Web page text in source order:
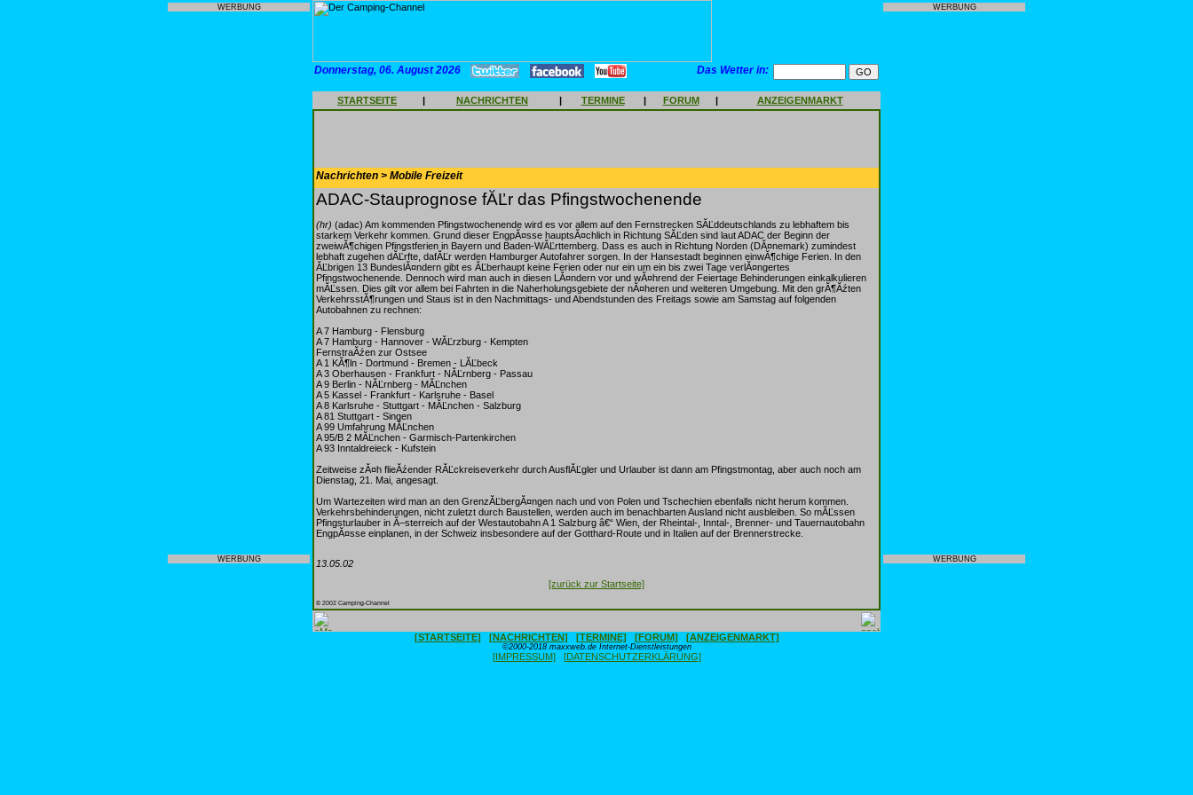
WERBUNG
WERBUNG
Donnerstag, 06. August 2026 Das Wetter in:
STARTSEITE | NACHRICHTEN | TERMINE | FORUM | ANZEIGENMARKT
Nachrichten > Mobile Freizeit
ADAC-Stauprognose fĂĽr das Pfingstwochenende
(hr) (adac) Am kommenden Pfingstwochenende wird es vor allem auf den Fernstrecken SĂĽddeutschlands zu lebhaftem bis
starkem Verkehr kommen. Grund dieser EngpĂ¤sse hauptsĂ¤chlich in Richtung SĂĽden sind laut ADAC der Beginn der
zweiwĂ¶chigen Pfingstferien in Bayern und Baden-WĂĽrttemberg. Dass es auch in Richtung Norden (DĂ¤nemark) zumindest
lebhaft zugehen dĂĽrfte, dafĂĽr werden Hamburger Autofahrer sorgen. In der Hansestadt beginnen einwĂ¶chige Ferien. In den
ĂĽbrigen 13 BundeslĂ¤ndern gibt es ĂĽberhaupt keine Ferien oder nur ein um ein bis zwei Tage verlĂ¤ngertes
Pfingstwochenende. Dennoch wird man auch in diesen LĂ¤ndern vor und wĂ¤hrend der Feiertage Behinderungen einkalkulieren
mĂĽssen. Dies gilt vor allem bei Fahrten in die Naherholungsgebiete der nĂ¤heren und weiteren Umgebung. Mit den grĂ¶Ăźten
VerkehrsstĂ¶rungen und Staus ist in den Nachmittags- und Abendstunden des Freitags sowie am Samstag auf folgenden
Autobahnen zu rechnen:
A 7 Hamburg - Flensburg
A 7 Hamburg - Hannover - WĂĽrzburg - Kempten
FernstraĂźen zur Ostsee
A 1 KĂ¶ln - Dortmund - Bremen - LĂĽbeck
A 3 Oberhausen - Frankfurt - NĂĽrnberg - Passau
A 9 Berlin - NĂĽrnberg - MĂĽnchen
A 5 Kassel - Frankfurt - Karlsruhe - Basel
A 8 Karlsruhe - Stuttgart - MĂĽnchen - Salzburg
A 81 Stuttgart - Singen
A 99 Umfahrung MĂĽnchen
A 95/B 2 MĂĽnchen - Garmisch-Partenkirchen
A 93 Inntaldreieck - Kufstein
Zeitweise zĂ¤h flieĂźender RĂĽckreiseverkehr durch AusflĂĽgler und Urlauber ist dann am Pfingstmontag, aber auch noch am
Dienstag, 21. Mai, angesagt.
Um Wartezeiten wird man an den GrenzĂĽbergĂ¤ngen nach und von Polen und Tschechien ebenfalls nicht herum kommen.
Verkehrsbehinderungen, nicht zuletzt durch Baustellen, werden auch im benachbarten Ausland nicht ausbleiben. So mĂĽssen
Pfingsturlauber in Ă–sterreich auf der Westautobahn A 1 Salzburg â€“ Wien, der Rheintal-, Inntal-, Brenner- und Tauernautobahn
EngpĂ¤sse einplanen, in der Schweiz insbesondere auf der Gotthard-Route und in Italien auf der Brennerstrecke.
13.05.02
[zurück zur Startseite]
© 2002 Camping-Channel
[STARTSEITE] [NACHRICHTEN] [TERMINE] [FORUM] [ANZEIGENMARKT]
©2000-2018 maxxweb.de Internet-Dienstleistungen
[IMPRESSUM] [DATENSCHUTZERKLÄRUNG]
WERBUNG
WERBUNG